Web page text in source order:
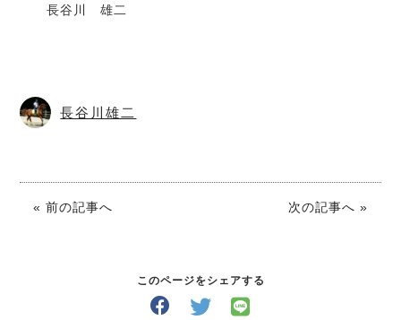
長谷川 雄二
長谷川雄二
« 前の記事へ 次の記事へ »
このページをシェアする